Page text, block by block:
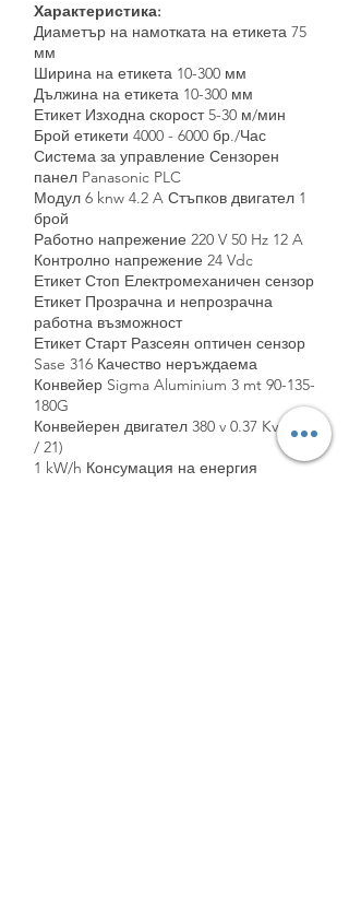
Характеристика:
Диаметър на намотката на етикета 75
мм
Ширина на етикета 10-300 мм
Дължина на етикета 10-300 мм
Етикет Изходна скорост 5-30 м/мин
Брой етикети 4000 - 6000 бр./Час
Система за управление Сензорен
панел Panasonic PLC
Модул 6 knw 4.2 A Стъпков двигател 1
брой
Работно напрежение 220 V 50 Hz 12 A
Контролно напрежение 24 Vdc
Етикет Стоп Електромеханичен сензор
Етикет Прозрачна и непрозрачна
работна възможност
Етикет Старт Разсеян оптичен сензор
Sase 316 Качество неръждаема
Конвейер Sigma Aluminium 3 mt 90-135-
180G
Конвейерен двигател 380 v 0.37 Kv (S40
/ 21)
1 kW/h Консумация на енергия